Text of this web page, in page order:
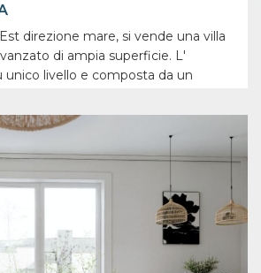
direzione mare, si vende una villa
di ampia superficie. L'
livello e composta da un
90,00 mq, cucina abitabile, tre
[...]